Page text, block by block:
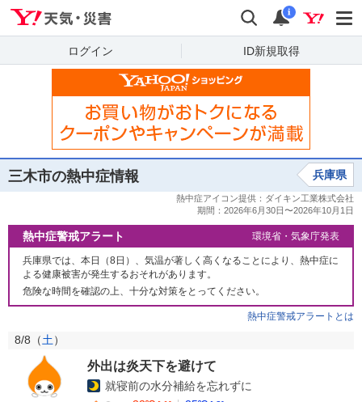
検索 通知
i
ログイン ID新規取得
三木市の熱中症情報 兵庫県
熱中症警戒アラート 環境省・気象庁発表
兵庫県では、本日（8日）、気温が著しく高くなることにより、熱中症に
よる健康被害が発生するおそれがあります。
危険な時間を確認の上、十分な対策をとってください。
熱中症警戒アラートとは
8/8（土）
外出は炎天下を避けて
就寝前の水分補給を忘れずに